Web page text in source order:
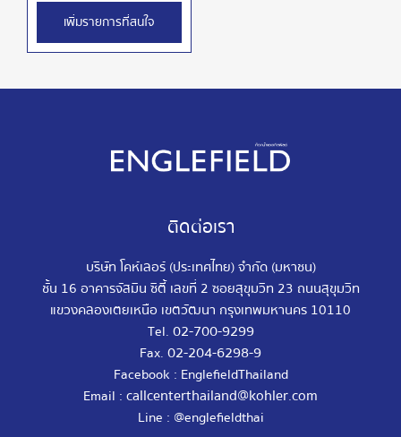
เพิ่มรายการที่สนใจ
ติดต่อเรา
บริษัท โคห์เลอร์ (ประเทศไทย) จำกัด (มหาชน)
ชั้น 16 อาคารจัสมิน ซิตี้ เลขที่ 2 ซอยสุขุมวิท 23 ถนนสุขุมวิท
แขวงคลองเตยเหนือ เขตวัฒนา กรุงเทพมหานคร 10110
Tel. 02-700-9299
Fax. 02-204-6298-9
Facebook : EnglefieldThailand
Email : callcenterthailand@kohler.com
Line : @englefieldthai